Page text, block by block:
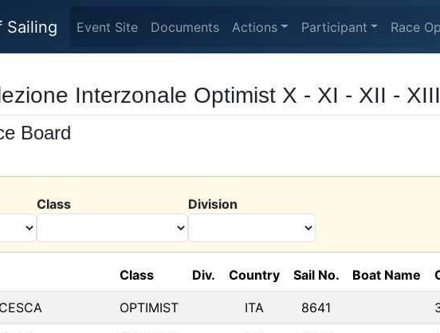
Sailing Event Site Documents Actions Participant Race
Interzonale Optimist X - XI - XII -
Board
Class Division
Class Div. Country Sail No. Boat Name
OPTIMIST ITA 8641